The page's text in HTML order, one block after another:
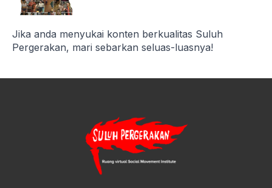
Jika anda menyukai konten berkualitas Suluh
Pergerakan, mari sebarkan seluas-luasnya!